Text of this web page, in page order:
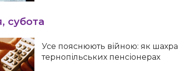
субота
Усе пояснюють війною: як
тернопільських пенсіонерах